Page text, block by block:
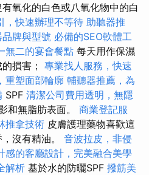
氧化的白色或八氧化物中的白
，快速辦理不等待 助聽器推
牌與型號 必備的SEO軟體工
無二的宴會餐點 每天用作保濕
損害； 專業找人服務，快速
重塑面部輪廓 輔聽器推薦，為
SPF 清潔公司費用透明，無隱
和無脂肪表面。 商業登記服
推拿技術 皮膚護理藥物喜歡這
沒有精油。 音波拉皮，非侵
感的客廳設計，完美融合美學
解析 基於水的防曬SPF 撥筋美